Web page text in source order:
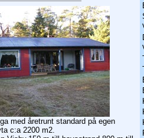
med åretrunt standard på egen
c:a 2200 m2.